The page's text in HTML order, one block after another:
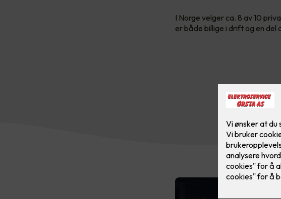
I Norge velger ca. 8 av 10
er både billige i drift og en del